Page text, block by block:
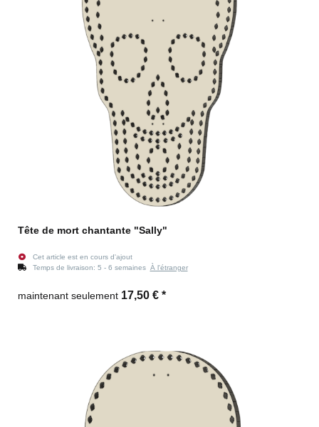
Tête de mort chantante "Sally"
Cet article est en cours d'ajout
Temps de livraison: 5 - 6 semaines À l'étranger
maintenant seulement 17,50 € *